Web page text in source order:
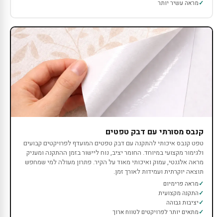
מראה עשיר יותר
קנבס מסורתי עם דבק טפטים
טפט קנבס איכותי להתקנה עם דבק טפטים המועדף לפרויקטים קבועים
ולגימור מקצועי במיוחד. החומר יציב, נוח ליישור בזמן ההתקנה ומעניק
מראה אלגנטי, עמוק ואיכותי מאוד על הקיר. פתרון מעולה למי שמחפש
תוצאה יוקרתית ועמידות לאורך זמן.
מראה פרימיום
התקנה מקצועית
יציבות גבוהה
מתאים יותר לפרויקטים לטווח ארוך